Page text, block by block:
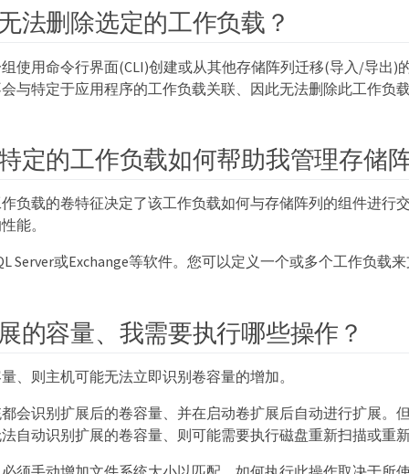
法删除选定的工作负载？
使用命令行界面(CLI)创建或从其他存储阵列迁移(导入/导出)
与特定于应用程序的工作负载关联、因此无法删除此工作负
定的工作负载如何帮助我管理存储
负载的卷特征决定了该工作负载如何与存储阵列的组件进行
能。
Server或Exchange等软件。您可以定义一个或多个工作负载
的容量、我需要执行哪些操作？
、则主机可能无法立即识别卷容量的增加。
会识别扩展后的卷容量、并在启动卷扩展后自动进行扩展。
自动识别扩展的卷容量、则可能需要执行磁盘重新扫描或重